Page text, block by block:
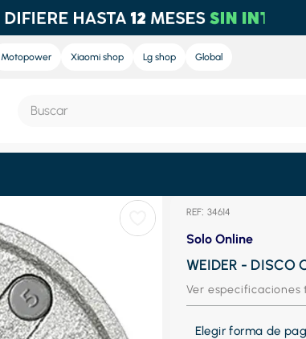
Motopower Xiaomi shop Lg shop Global
: 34614
Solo Online
WEIDER - DISCO
Ver especificaciones
Elegir forma de